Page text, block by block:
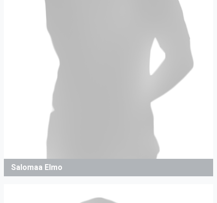
Salomaa Elmo